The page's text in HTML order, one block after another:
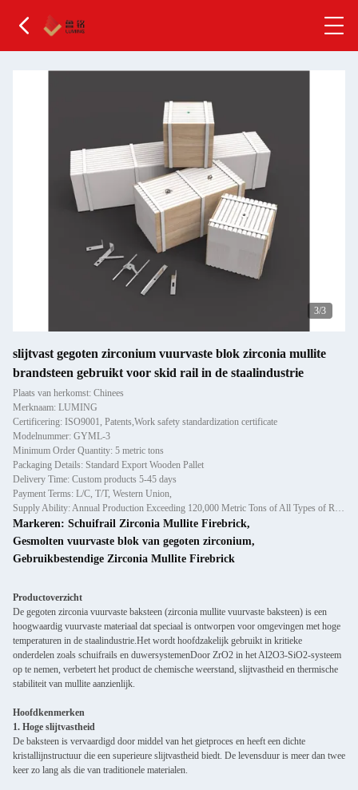
3/3
slijtvast gegoten zirconium vuurvaste blok zirconia mullite
brandsteen gebruikt voor skid rail in de staalindustrie
Plaats van herkomst: Chinees
Merknaam: LUMING
Certificering: ISO9001, Patents,Work safety standardization certificate
Modelnummer: GYML-3
Minimum Order Quantity: 5 metric tons
Packaging Details: Standard Export Wooden Pallet
Delivery Time: Custom products 5-45 days
Payment Terms: L/C, T/T, Western Union,
Supply Ability: Annual Production Exceeding 120,000 Metric Tons of All Types of Refractory Materials Including Castables, Preforms, and Bric
Markeren: Schuifrail Zirconia Mullite Firebrick,
Gesmolten vuurvaste blok van gegoten zirconium,
Gebruikbestendige Zirconia Mullite Firebrick
Productoverzicht
De gegoten zirconia vuurvaste baksteen (zirconia mullite vuurvaste baksteen) is een
hoogwaardig vuurvaste materiaal dat speciaal is ontworpen voor omgevingen met hoge
temperaturen in de staalindustrie.Het wordt hoofdzakelijk gebruikt in kritieke
onderdelen zoals schuifrails en duwersystemenDoor ZrO2 in het Al2O3-SiO2-systeem
op te nemen, verbetert het product de chemische weerstand, slijtvastheid en thermische
stabiliteit van mullite aanzienlijk.
Hoofdkenmerken
1. Hoge slijtvastheid
De baksteen is vervaardigd door middel van het gietproces en heeft een dichte
kristallijnstructuur die een superieure slijtvastheid biedt. De levensduur is meer dan twee
keer zo lang als die van traditionele materialen.